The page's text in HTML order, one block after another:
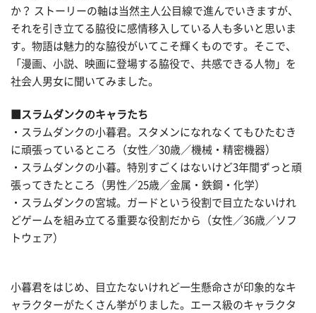
か？ ストーリーの軸は当然主人公目線で進んでいきますが、
それを引き立てる脇役に感情移入している人も多いと思いま
す。物語は魅力的な脇役がいてこそ輝くものです。そこで、
「漫画、小説、映画に登場する脇役で、共感できる人物」を
社会人男女に聞いてみました。
■スラムダンクのキャラたち
・スラムダンクの小暮君。スタメンになれなくてもひたむき
に頑張っているところ（女性／30歳／機械・精密機器）
・スラムダンクの小暮。特別すごくはないけど3年間ずっと頑
張ってきたところ（男性／25歳／金属・鉄鋼・化学）
・スラムダンクの宮城。ガードという役割で目立たないけれ
どゲームを組み立てる重要な役割だから（女性／36歳／ソフ
トウェア）
小暮君をはじめ、目立たないけれど一生懸命さが印象的なキ
ャラクターがたくさん挙がりました。エース級のキャラクタ